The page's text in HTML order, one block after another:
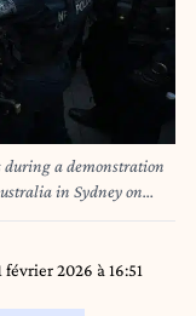
during a demonstration
in Sydney on
a march against a visit
AFP journalist said.
février 2026 à 16:51